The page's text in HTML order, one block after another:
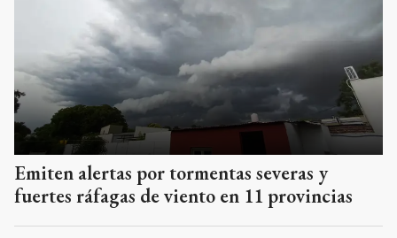
Emiten alertas por tormentas severas y
fuertes ráfagas de viento en 11 provincias